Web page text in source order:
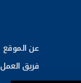
عن الموقع
فريق العمل